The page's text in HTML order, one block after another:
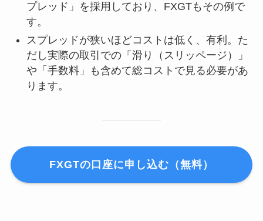
プレッド」を採用しており、FXGTもその例で
す。
スプレッドが狭いほどコストは低く、有利。た
だし実際の取引での「滑り（スリッページ）」
や「手数料」も含めて総コストで見る必要があ
ります。
FXGTの口座に申し込む（無料）